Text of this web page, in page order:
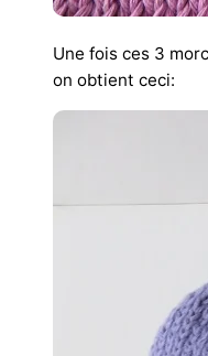
Une fois ces 3
on obtient ceci: